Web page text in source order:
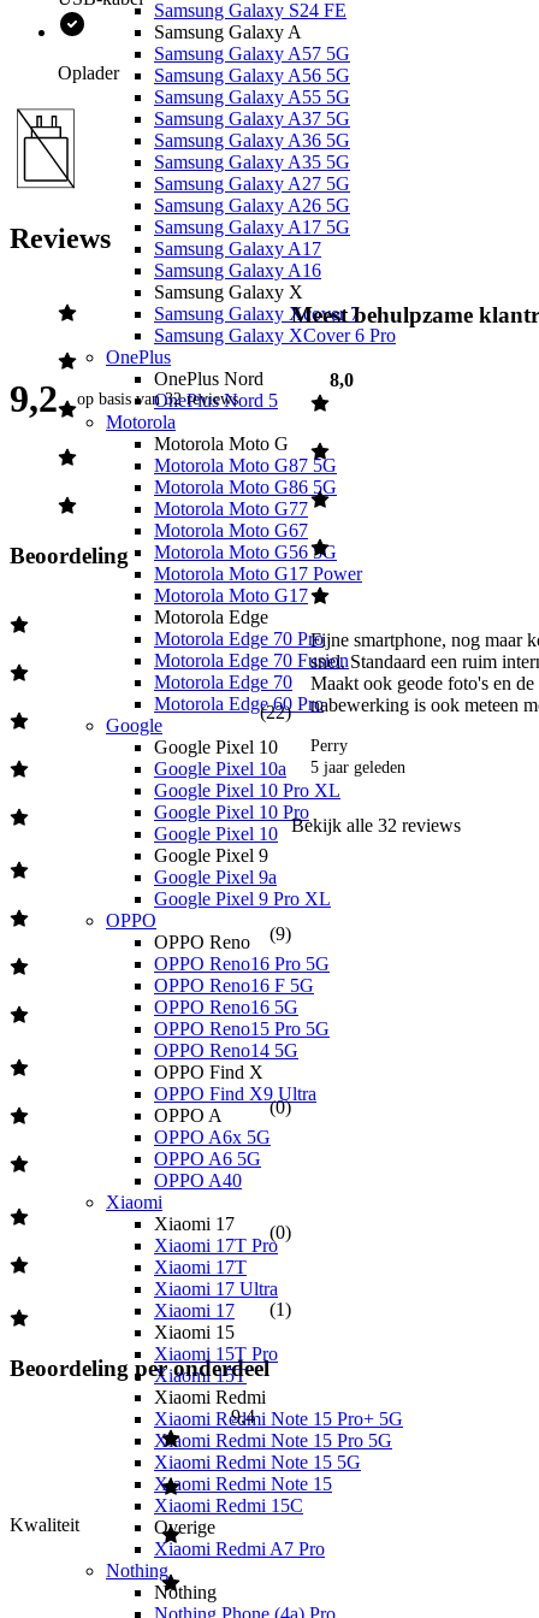
Samsung Galaxy S24 FE
Samsung Galaxy A
Samsung Galaxy A57 5G
Samsung Galaxy A56 5G
Samsung Galaxy A55 5G
Samsung Galaxy A37 5G
Samsung Galaxy A36 5G
Samsung Galaxy A35 5G
Samsung Galaxy A27 5G
Samsung Galaxy A26 5G
Samsung Galaxy A17 5G
Samsung Galaxy A17
Samsung Galaxy A16
Samsung Galaxy X
Samsung Galaxy Xcover 7
Samsung Galaxy XCover 6 Pro
OnePlus
OnePlus Nord
OnePlus Nord 5
Motorola
Motorola Moto G
Motorola Moto G87 5G
Motorola Moto G86 5G
Motorola Moto G77
Motorola Moto G67
Motorola Moto G56 5G
Motorola Moto G17 Power
Motorola Moto G17
Motorola Edge
Motorola Edge 70 Pro
Motorola Edge 70 Fusion
Motorola Edge 70
Motorola Edge 60 Pro
Google
Google Pixel 10
Google Pixel 10a
Google Pixel 10 Pro XL
Google Pixel 10 Pro
Google Pixel 10
Google Pixel 9
Google Pixel 9a
Google Pixel 9 Pro XL
OPPO
OPPO Reno
OPPO Reno16 Pro 5G
OPPO Reno16 F 5G
OPPO Reno16 5G
OPPO Reno15 Pro 5G
OPPO Reno14 5G
OPPO Find X
OPPO Find X9 Ultra
OPPO A
OPPO A6x 5G
OPPO A6 5G
OPPO A40
Xiaomi
Xiaomi 17
Xiaomi 17T Pro
Xiaomi 17T
Xiaomi 17 Ultra
Xiaomi 17
Xiaomi 15
Xiaomi 15T Pro
Xiaomi 15T
Xiaomi Redmi
Xiaomi Redmi Note 15 Pro+ 5G
Xiaomi Redmi Note 15 Pro 5G
Xiaomi Redmi Note 15 5G
Xiaomi Redmi Note 15
Xiaomi Redmi 15C
Overige
Xiaomi Redmi A7 Pro
Nothing
Nothing
Nothing Phone (4a) Pro
door. En als je dan toch nog extra power nodig hebt, kun je
gebruikmaken van Fast Charging. Hiermee is het toestel in slechts
30 minuten tot wel 50% opgeladen!
Oplader
Reviews
9,2 op basis van32 reviews
Beoordeling
(22)
(9)
(0)
(0)
(1)
Beoordeling per onderdeel
Kwaliteit
9,4
Meest behulpzame
8,0
Fijne smartphone, nog maar
snel. Standaard een ruim
Maakt ook geode foto's en
nabewerking is ook meteen
Perry
5 jaar geleden
Bekijk alle 32 reviews